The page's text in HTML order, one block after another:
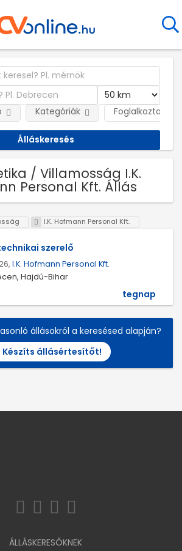
Foglalkoztatás
Kategóriák
/ Villamosság I.K.
Personal Kft. Állás
I.K. Hofmann Personal Kft.
szerelő
I.K. Hofmann Personal Kft.
Hajdú-Bihar
tegnap
állásokról a keresésed alapján?
Készíts állásértesítőt!
ÁLLÁSKERESŐKNEK